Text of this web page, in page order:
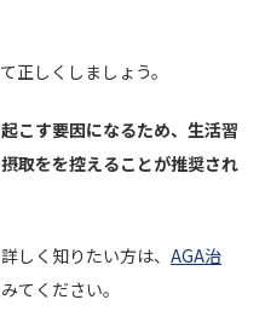
正しくしましょう。
こす要因になるため、生活習
取をを控えることが推奨され
しく知りたい方は、 AGA治
てください。